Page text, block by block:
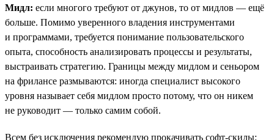
Мидл: eсли многого требуют от джунов, то от мидлов — ещё
больше. Помимо уверенного владения инструментами
и программами, требуется понимание пользовательского
опыта, способность анализировать процессы и результаты,
выстраивать стратегию. Границы между мидлом и сеньором
на фрилансе размываются: иногда специалист высокого
уровня называет себя мидлом просто потому, что он никем
не руководит — только самим собой.
Всем без исключения рекомендую прокачивать софт-скилы: